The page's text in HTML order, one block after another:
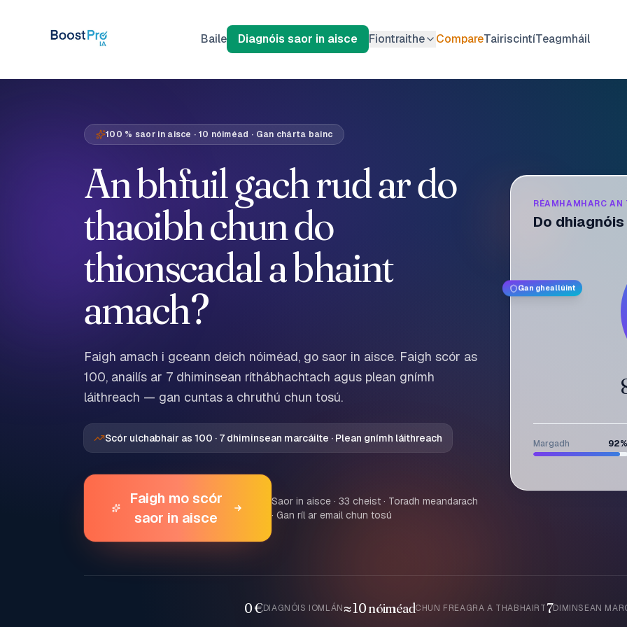
Baile Diagnóis saor in aisce Fiontraithe CompareTairiscintíTeagmháil
100 % saor in aisce · 10 nóiméad · Gan chárta bainc
An bhfuil gach rud ar do
thaoibh chun do
thionscadal a bhaint
amach?
Faigh amach i gceann deich nóiméad, go saor in aisce. Faigh scór as
100, anailís ar 7 dhiminsean ríthábhachtach agus plean gnímh
láithreach — gan cuntas a chruthú chun tosú.
Scór ulchabhair as 100 · 7 dhiminsean marcáilte · Plean gnímh láithreach
Faigh mo scór
saor in aisce
Saor in aisce · 33 cheist · Toradh meandarach
· Gan ríl ar email chun tosú
RÉAMHAMHARC AN
Do dhiagnóis
Margadh 92%
Gan gheallúint
0 €DIAGNÓIS IOMLÁN≈ 10 nóiméadCHUN FREAGRA A THABHAIRT7DIMINSEAN